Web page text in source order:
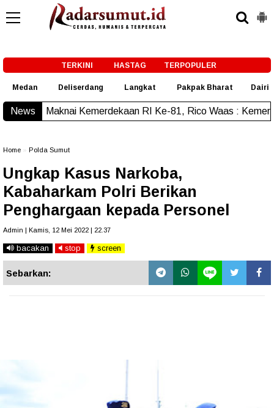
TERKINI HASTAG TERPOPULER
Medan Deliserdang Langkat Pakpak Bharat Dairi
News
Kemerdekaan RI Ke-81, Rico Waas : Kemerdekaan Harus
Home Polda Sumut
Ungkap Kasus Narkoba,
Kabaharkam Polri Berikan
Penghargaan kepada Personel
Admin | Kamis, 12 Mei 2022 | 22.37
bacakan stop screen
Sebarkan: